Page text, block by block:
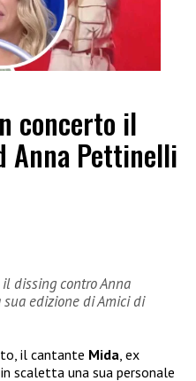
concerto il
Anna Pettinelli
dissing contro Anna
edizione di Amici di
il cantante Mida, ex
scaletta una sua personale